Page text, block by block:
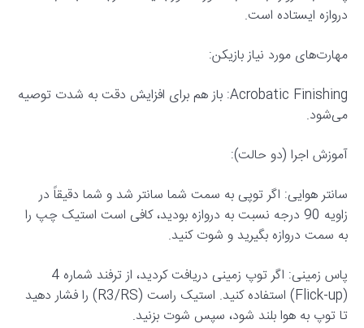
دروازه ایستاده است.
مهارت‌های مورد نیاز بازیکن:
Acrobatic Finishing: باز هم برای افزایش دقت به شدت توصیه
می‌شود.
آموزش اجرا (دو حالت):
سانتر هوایی: اگر توپی به سمت شما سانتر شد و شما دقیقاً در
زاویه 90 درجه نسبت به دروازه بودید، کافی است استیک چپ را
به سمت دروازه بگیرید و شوت کنید.
پاس زمینی: اگر توپ زمینی دریافت کردید، از ترفند شماره 4
(Flick-up) استفاده کنید. استیک راست (R3/RS) را فشار دهید
تا توپ به هوا بلند شود، سپس شوت بزنید.